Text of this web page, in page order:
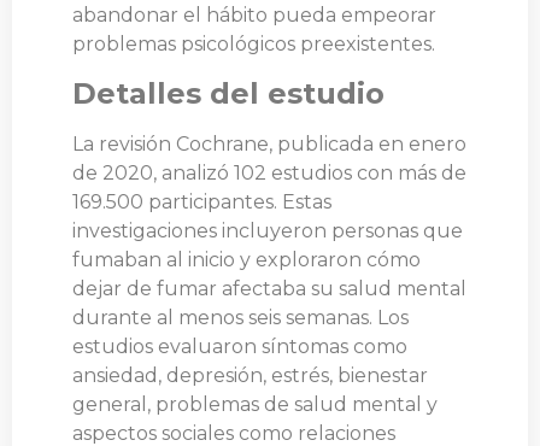
abandonar el hábito pueda empeorar
problemas psicológicos preexistentes.
Detalles del estudio
La revisión Cochrane, publicada en enero
de 2020, analizó 102 estudios con más de
169.500 participantes. Estas
investigaciones incluyeron personas que
fumaban al inicio y exploraron cómo
dejar de fumar afectaba su salud mental
durante al menos seis semanas. Los
estudios evaluaron síntomas como
ansiedad, depresión, estrés, bienestar
general, problemas de salud mental y
aspectos sociales como relaciones